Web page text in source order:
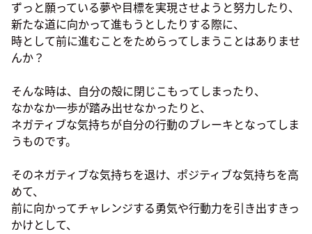
ずっと願っている夢や目標を実現させようと努力したり、
新たな道に向かって進もうとしたりする際に、
時として前に進むことをためらってしまうことはありませ
んか？
そんな時は、自分の殻に閉じこもってしまったり、
なかなか一歩が踏み出せなかったりと、
ネガティブな気持ちが自分の行動のブレーキとなってしま
うものです。
そのネガティブな気持ちを退け、ポジティブな気持ちを高
めて、
前に向かってチャレンジする勇気や行動力を引き出すきっ
かけとして、